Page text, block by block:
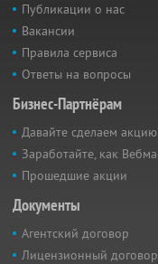
Публикации о нас
Вакансии
Правила сервиса
Ответы на вопросы
Бизнес-Партнёрам
Давайте сделаем
Заработайте, как
Прошедшие акции
Документы
Агентский договор
Лицензионный договор